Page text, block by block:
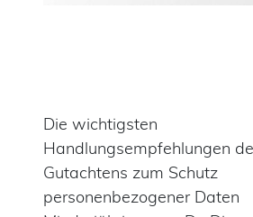
Die wichtigsten
Handlungsempfehlungen
Gutachtens zum Schutz
personenbezogener Daten